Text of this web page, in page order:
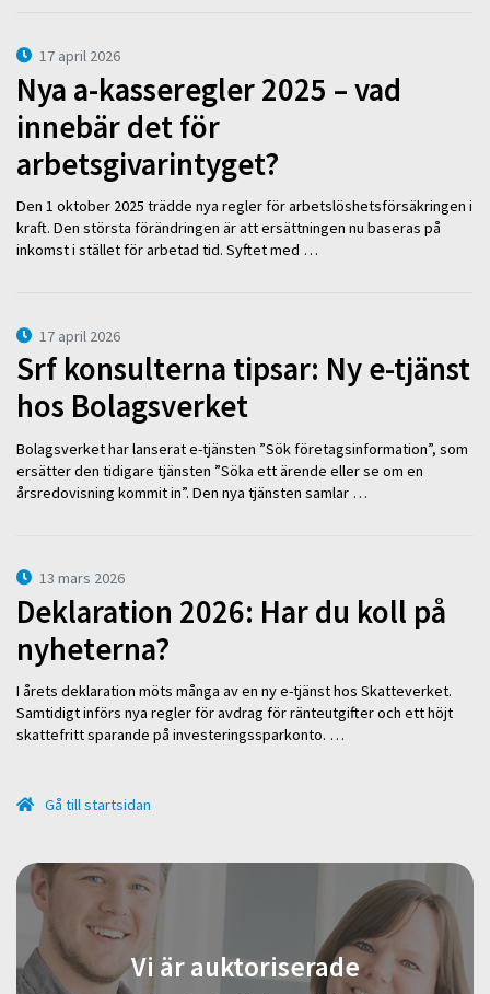
17 april 2026
Nya a-kasseregler 2025 – vad
innebär det för
arbetsgivarintyget?
Den 1 oktober 2025 trädde nya regler för arbetslöshetsförsäkringen i
kraft. Den största förändringen är att ersättningen nu baseras på
inkomst i stället för arbetad tid. Syftet med …
17 april 2026
Srf konsulterna tipsar: Ny e-tjänst
hos Bolagsverket
Bolagsverket har lanserat e-tjänsten ”Sök företagsinformation”, som
ersätter den tidigare tjänsten ”Söka ett ärende eller se om en
årsredovisning kommit in”. Den nya tjänsten samlar …
13 mars 2026
Deklaration 2026: Har du koll på
nyheterna?
I årets deklaration möts många av en ny e-tjänst hos Skatteverket.
Samtidigt införs nya regler för avdrag för ränteutgifter och ett höjt
skattefritt sparande på investeringssparkonto. …
Gå till startsidan
Vi är auktoriserade